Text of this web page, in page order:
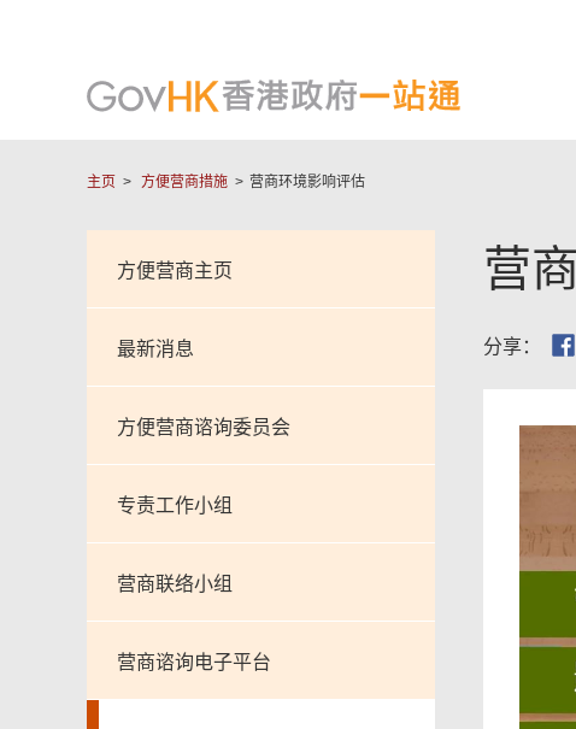
主页 方便营商措施 营商环境影响评估
方便营商主页
最新消息
方便营商谘询委员会
专责工作小组
营商联络小组
营商谘询电子平台
营
分享：